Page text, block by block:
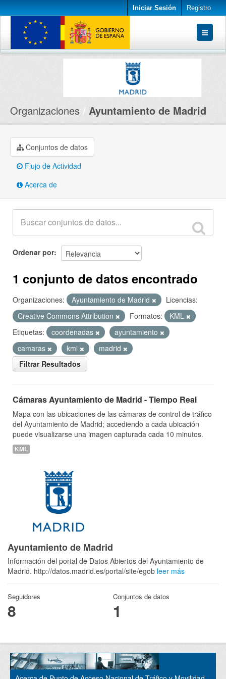
Iniciar Sesión Registro
Conjuntos de datos
Organizaciones Ayuntamiento de Madrid
Conjuntos de datos
Flujo de Actividad
Acerca de
Ordenar por
1 conjunto de datos encontrado
Organizaciones: Ayuntamiento de Madrid
Licencias:
Creative Commons Attribution
Formatos:
KML
Etiquetas:
coordenadas
ayuntamiento
camaras
kml
madrid
Filtrar Resultados
Cámaras Ayuntamiento de Madrid - Tiempo Real
Mapa con las ubicaciones de las cámaras de control de tráfico
del Ayuntamiento de Madrid; accediendo a cada ubicación
puede visualizarse una imagen capturada cada 10 minutos.
KML
Ayuntamiento de Madrid
Información del portal de Datos Abiertos del Ayuntamiento de
Madrid. http://datos.madrid.es/portal/site/egob leer más
Seguidores
8
Conjuntos de datos
1